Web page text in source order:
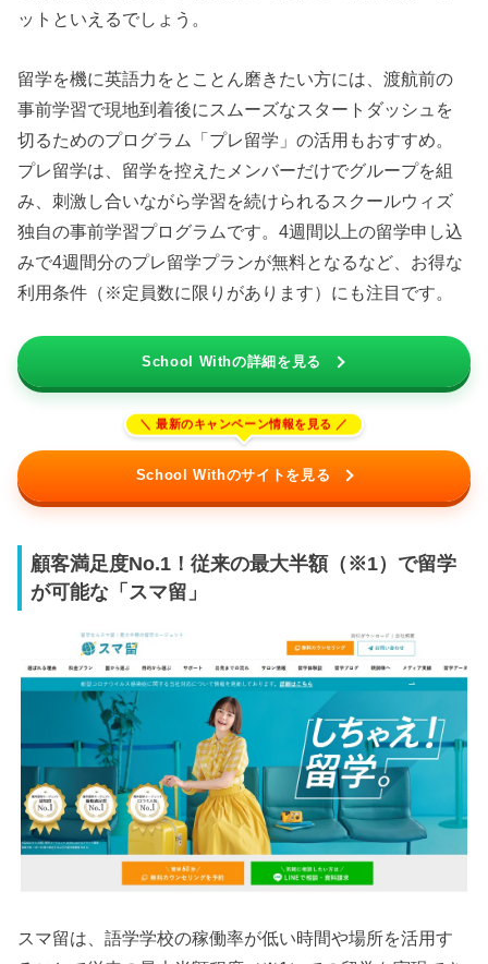
ットといえるでしょう。
留学を機に英語力をとことん磨きたい方には、渡航前の
事前学習で現地到着後にスムーズなスタートダッシュを
切るためのプログラム「プレ留学」の活用もおすすめ。
プレ留学は、留学を控えたメンバーだけでグループを組
み、刺激し合いながら学習を続けられるスクールウィズ
独自の事前学習プログラムです。4週間以上の留学申し込
みで4週間分のプレ留学プランが無料となるなど、お得な
利用条件（※定員数に限りがあります）にも注目です。
School Withの詳細を見る
School Withのサイトを見る
顧客満足度No.1！従来の最大半額（※1）で留学
が可能な「スマ留」
スマ留は、語学学校の稼働率が低い時間や場所を活用す